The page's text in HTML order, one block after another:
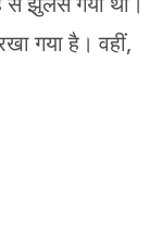
गया है। वहीं,